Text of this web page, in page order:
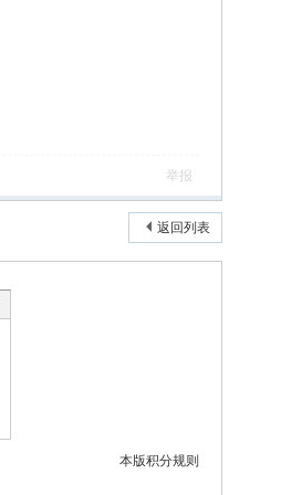
举报
返回列表
本版积分规则